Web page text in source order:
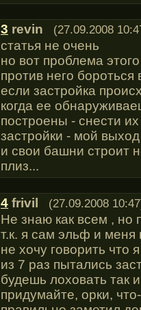
3 revin (27.09.2008
статья не очень
но вот проблема
против него
если застройка
когда ее
построены - снести
застройки - мой
и свои башни строит
плиз...
4 frivil (27.09.2008
Не знаю как всем , но
т.к. я сам эльф и меня
не хочу говорить что
из 7 раз пытались
будешь лоховать так
придумайте, орки,